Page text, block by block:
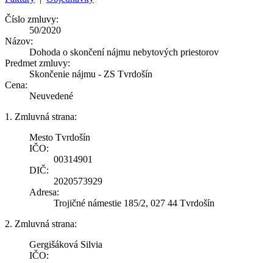
Číslo zmluvy:
50/2020
Názov:
Dohoda o skončení nájmu nebytových priestorov
Predmet zmluvy:
Skončenie nájmu - ZS Tvrdošín
Cena:
Neuvedené
1. Zmluvná strana:
Mesto Tvrdošín
IČO:
00314901
DIČ:
2020573929
Adresa:
Trojičné námestie 185/2, 027 44 Tvrdošín
2. Zmluvná strana:
Gergišáková Silvia
IČO: